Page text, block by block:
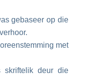
gebaseer op die
met
skriftelik deur die